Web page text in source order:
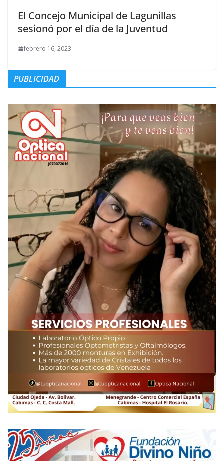
El Concejo Municipal de Lagunillas
sesionó por el día de la Juventud
febrero 16, 2023
PUBLICIDAD